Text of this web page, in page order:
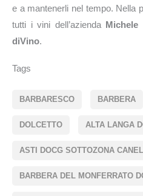
e a mantenerli nel tempo. Nella
tutti i vini dell’azienda Michele
diVino.
Tags
BARBARESCO BARBERA
DOLCETTO ALTA LANGA
ASTI DOCG SOTTOZONA
BARBERA DEL MONFERRATO